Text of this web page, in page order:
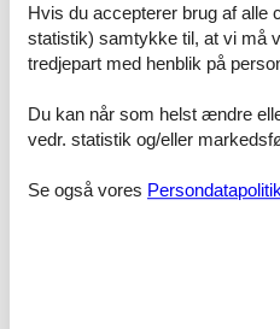
balkon),
håndvask, toilet)) garage, have,
Dette sommerhus er en af
Hvis du accepterer brug af alle
statistik) samtykke til, at vi må
tredjepart med henblik på
Du kan når som helst ændre
vedr. statistik og/eller
Se også vores Persondatapolitik